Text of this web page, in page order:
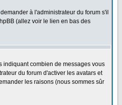
à l'administrateur du forum s'il
(allez voir le lien en bas des
indiquant combien de messages vous
du forum d'activer les avatars et
les raisons (nous sommes sûr